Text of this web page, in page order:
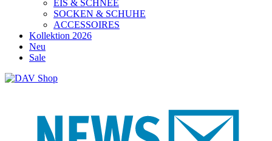
EIS & SCHNEE
SOCKEN & SCHUHE
ACCESSOIRES
Kollektion 2026
Neu
Sale